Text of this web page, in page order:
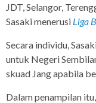
JDT, Selangor,
Sasaki menerusi Liga
Secara individu,
untuk Negeri
skuad Jang apabila
Dalam penampilan